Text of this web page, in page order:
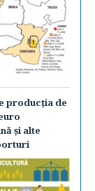
producţia de
şi alte